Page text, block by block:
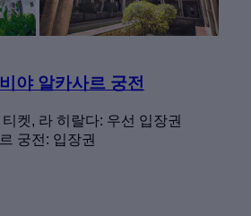
야 알카사르 궁전
켓, 라 히랄다: 우선 입장권
궁전: 입장권